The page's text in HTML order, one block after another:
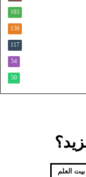
183
138
117
54
50
بيت العلم